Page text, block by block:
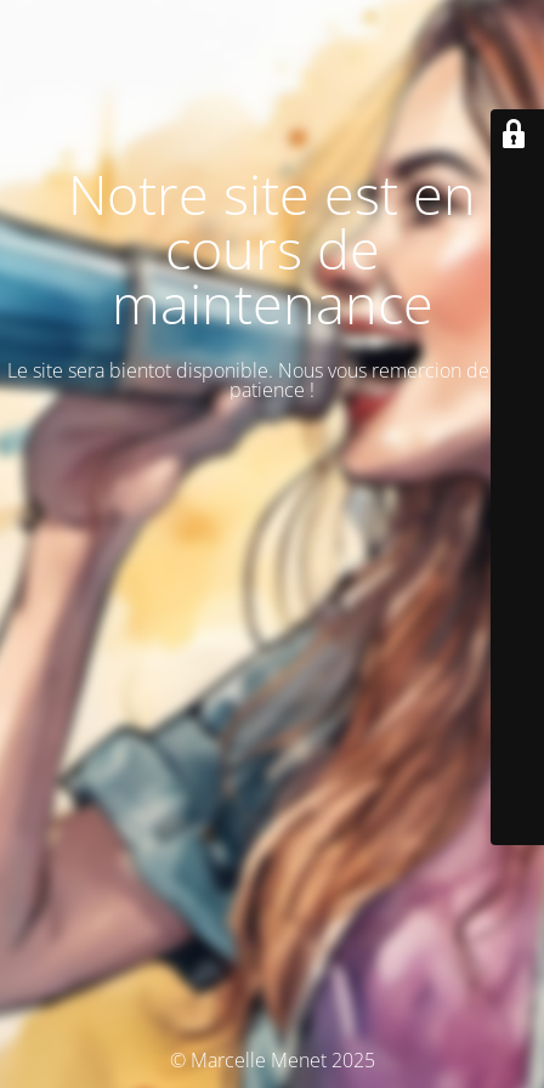
Notre site est en
cours de
maintenance
Le site sera bientot disponible. Nous vous remercion de votre
patience !
© Marcelle Menet 2025